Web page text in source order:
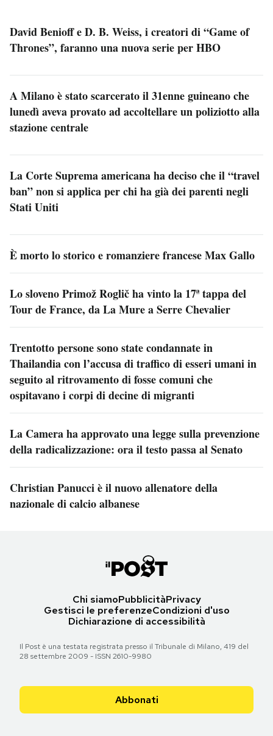
David Benioff e D. B. Weiss, i creatori di “Game of
Thrones”, faranno una nuova serie per HBO
A Milano è stato scarcerato il 31enne guineano che
lunedì aveva provato ad accoltellare un poliziotto alla
stazione centrale
La Corte Suprema americana ha deciso che il “travel
ban” non si applica per chi ha già dei parenti negli
Stati Uniti
È morto lo storico e romanziere francese Max Gallo
Lo sloveno Primož Roglič ha vinto la 17ª tappa del
Tour de France, da La Mure a Serre Chevalier
Trentotto persone sono state condannate in
Thailandia con l’accusa di traffico di esseri umani in
seguito al ritrovamento di fosse comuni che
ospitavano i corpi di decine di migranti
La Camera ha approvato una legge sulla prevenzione
della radicalizzazione: ora il testo passa al Senato
Christian Panucci è il nuovo allenatore della
nazionale di calcio albanese
Chi siamoPubblicitàPrivacy
Gestisci le preferenzeCondizioni d'uso
Dichiarazione di accessibilità
Il Post è una testata registrata presso il Tribunale di Milano, 419 del
28 settembre 2009 - ISSN 2610-9980
Abbonati